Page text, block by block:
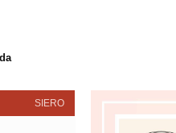
SIERO